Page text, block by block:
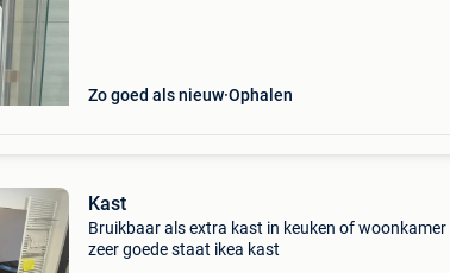
Zo goed als nieuw Ophalen
Kast
Bruikbaar als extra kast in keuken of woonkamer
zeer goede staat ikea kast